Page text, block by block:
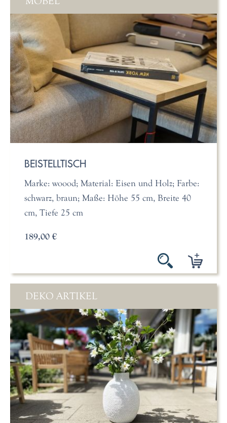
BEISTELLTISCH
Marke: woood; Material: Eisen und Holz; Farbe:
schwarz, braun; Maße: Höhe 55 cm, Breite 40
cm, Tiefe 25 cm
189,00 €
DEKO ARTIKEL